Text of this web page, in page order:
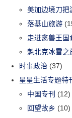
美加边境刀把
落基山旅游
走进禽兽王国
魁北克冰雪之
时事政治 (37)
星星生活专题特
中国专刊 (12)
回望故乡 (10)